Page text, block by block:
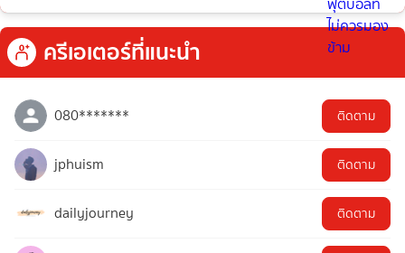
ครีเอเตอร์ที่แนะนำ
080******* ติดตาม
jphuism ติดตาม
dailyjourney ติดตาม